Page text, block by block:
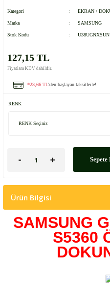
Kategori EKRAN /
Marka SAMSUNG
Stok Kodu U38UGNXSUN
127,15 TL
Fiyatlara KDV dahildir.
*23,66 TL'den başlayan taksitlerle!
RENK
Sepete
Ürün Bilgisi
SAMSUNG
S5360